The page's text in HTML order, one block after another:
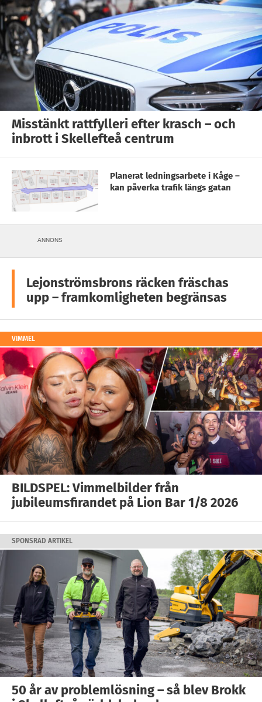
Misstänkt rattfylleri efter krasch – och
inbrott i Skellefteå centrum
Planerat ledningsarbete i Kåge –
kan påverka trafik längs gatan
ANNONS
Lejonströmsbrons räcken fräschas
upp – framkomligheten begränsas
VIMMEL
BILDSPEL: Vimmelbilder från
jubileumsfirandet på Lion Bar 1/8 2026
SPONSRAD ARTIKEL
50 år av problemlösning – så blev Brokk